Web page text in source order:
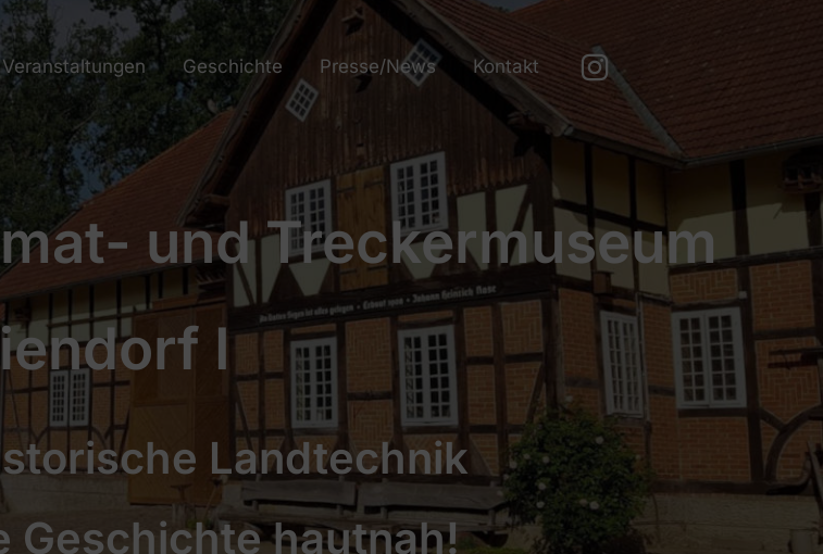
Veranstaltungen Geschichte Presse/News Kontakt
und Treckermuseum
I
Landtechnik
Geschichte hautnah!